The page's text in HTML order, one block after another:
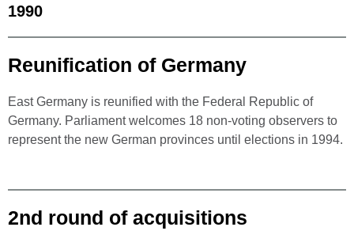
1990
Reunification of Germany
East Germany is reunified with the Federal Republic of
Germany. Parliament welcomes 18 non-voting observers to
represent the new German provinces until elections in 1994.
2nd round of acquisitions